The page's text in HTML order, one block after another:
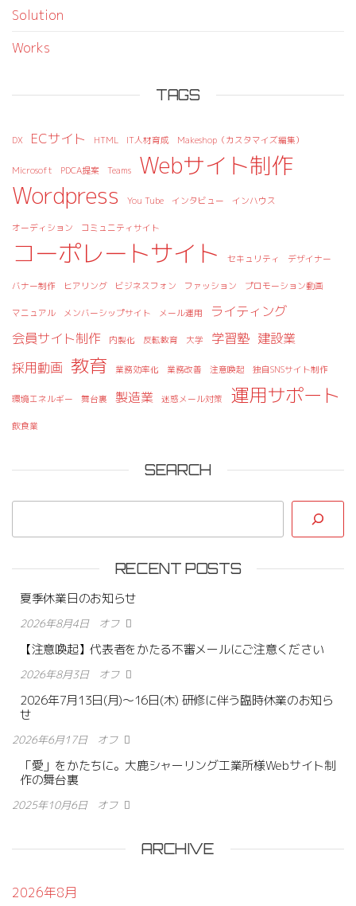
Solution
Works
TAGS
DX ECサイト HTML IT人材育成 Makeshop（カスタマイズ編集）
Microsoft PDCA提案 Teams
Webサイト制作
Wordpress
You Tube インタビュー インハウス
オーディション コミュニティサイト
コーポレートサイト セキュリティ デザイナー
バナー制作 ヒアリング ビジネスフォン ファッション プロモーション動画
マニュアル メンバーシップサイト メール運用
ライティング
会員サイト制作
内製化 反転教育 大学 学習塾 建設業
採用動画 教育 業務効率化 業務改善 注意喚起 独自SNSサイト制作
環境エネルギー 舞台裏 製造業 迷惑メール対策 運用サポート
飲食業
SEARCH
RECENT POSTS
夏季休業日のお知らせ
2026年8月4日 オフ
【注意喚起】代表者をかたる不審メールにご注意ください
2026年8月3日 オフ
2026年7月13日(月)〜16日(木) 研修に伴う臨時休業のお知ら
せ
2026年6月17日 オフ
「愛」をかたちに。大鹿シャーリング工業所様Webサイト制
作の舞台裏
2025年10月6日 オフ
ARCHIVE
2026年8月